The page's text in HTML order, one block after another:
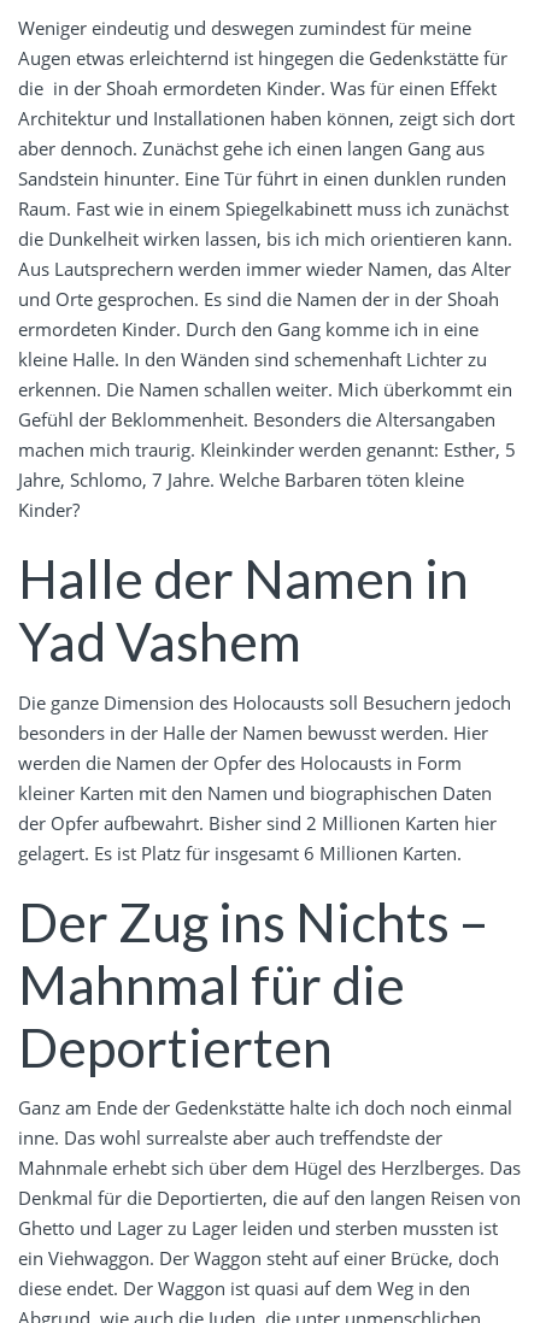
Weniger eindeutig und deswegen zumindest für meine
Augen etwas erleichternd ist hingegen die Gedenkstätte für
die in der Shoah ermordeten Kinder. Was für einen Effekt
Architektur und Installationen haben können, zeigt sich dort
aber dennoch. Zunächst gehe ich einen langen Gang aus
Sandstein hinunter. Eine Tür führt in einen dunklen runden
Raum. Fast wie in einem Spiegelkabinett muss ich zunächst
die Dunkelheit wirken lassen, bis ich mich orientieren kann.
Aus Lautsprechern werden immer wieder Namen, das Alter
und Orte gesprochen. Es sind die Namen der in der Shoah
ermordeten Kinder. Durch den Gang komme ich in eine
kleine Halle. In den Wänden sind schemenhaft Lichter zu
erkennen. Die Namen schallen weiter. Mich überkommt ein
Gefühl der Beklommenheit. Besonders die Altersangaben
machen mich traurig. Kleinkinder werden genannt: Esther, 5
Jahre, Schlomo, 7 Jahre. Welche Barbaren töten kleine
Kinder?
Halle der Namen in
Yad Vashem
Die ganze Dimension des Holocausts soll Besuchern jedoch
besonders in der Halle der Namen bewusst werden. Hier
werden die Namen der Opfer des Holocausts in Form
kleiner Karten mit den Namen und biographischen Daten
der Opfer aufbewahrt. Bisher sind 2 Millionen Karten hier
gelagert. Es ist Platz für insgesamt 6 Millionen Karten.
Der Zug ins Nichts –
Mahnmal für die
Deportierten
Ganz am Ende der Gedenkstätte halte ich doch noch einmal
inne. Das wohl surrealste aber auch treffendste der
Mahnmale erhebt sich über dem Hügel des Herzlberges. Das
Denkmal für die Deportierten, die auf den langen Reisen von
Ghetto und Lager zu Lager leiden und sterben mussten ist
ein Viehwaggon. Der Waggon steht auf einer Brücke, doch
diese endet. Der Waggon ist quasi auf dem Weg in den